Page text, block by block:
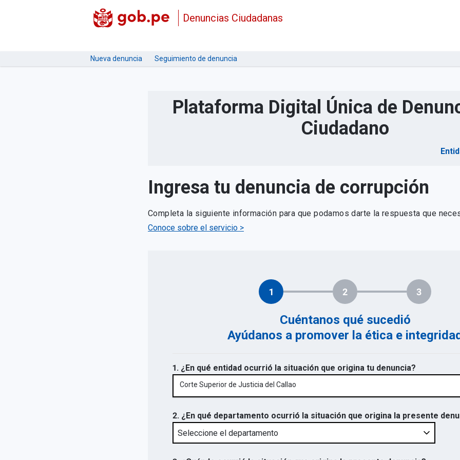
Denuncias Ciudadanas
Nueva denuncia Seguimiento de denuncia
Plataforma Digital Única de
Ciudadano
Ingresa tu denuncia de corrupción
Completa la siguiente información para que podamos darte la respuesta que
Conoce sobre el servicio >
1 2 3
Cuéntanos qué sucedió
Ayúdanos a promover la ética e integridad
1. ¿En qué entidad ocurrió la situación que origina tu denuncia?
Corte Superior de Justicia del Callao
2. ¿En qué departamento ocurrió la situación que origina la presente